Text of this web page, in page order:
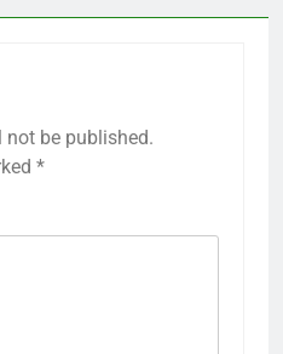
be published.
*